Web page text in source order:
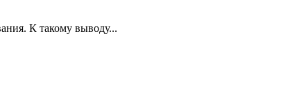
К такому выводу...